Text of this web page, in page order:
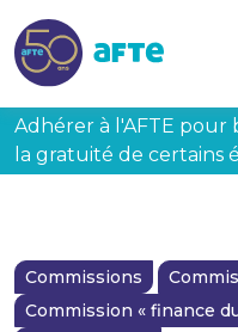
Adhérer à l'AFTE pour
la gratuité de certains
Commissions
Commission « finance